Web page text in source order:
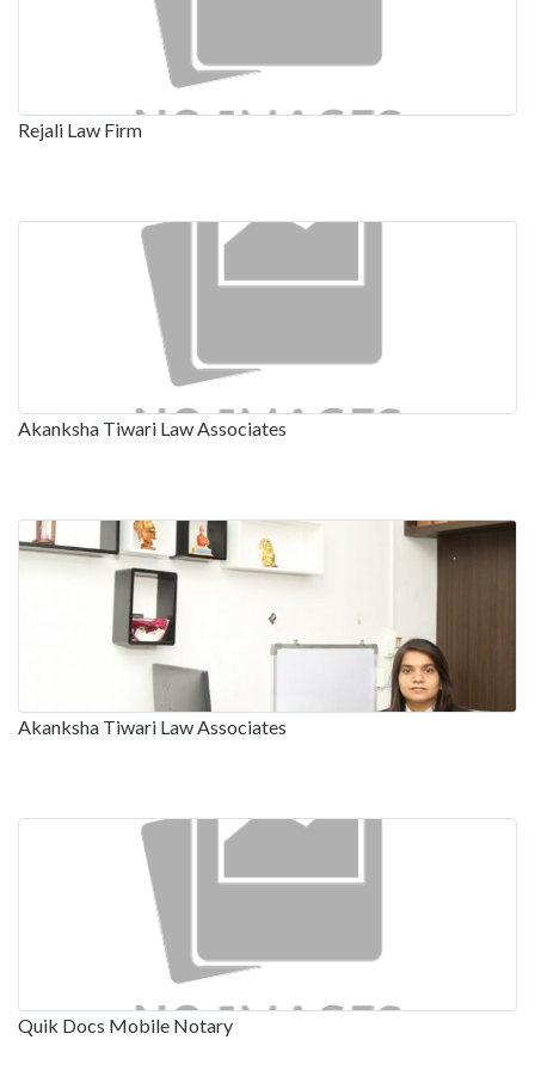
Rejali Law Firm
Akanksha Tiwari Law Associates
Akanksha Tiwari Law Associates
Quik Docs Mobile Notary